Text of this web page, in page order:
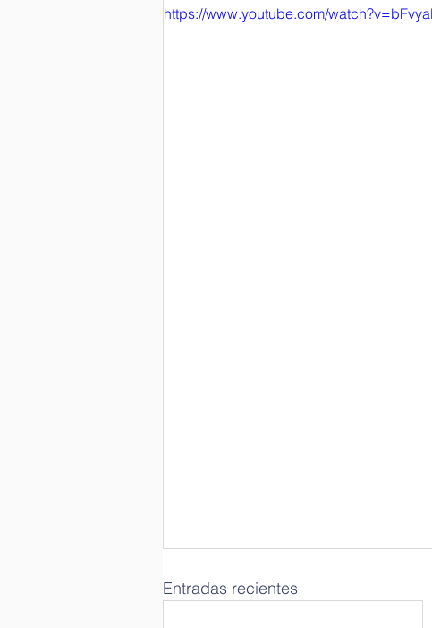
https://www.youtube.com/
Entradas recientes